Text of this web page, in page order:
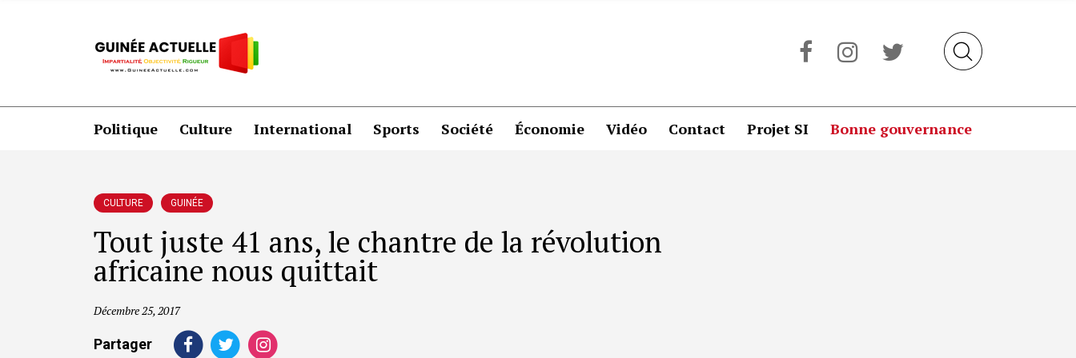
Politique Culture International Sports Société Économie Vidéo Contact Projet SI Bonne gouvernance
CULTURE GUINÉE
Tout juste 41 ans, le chantre de la révolution
africaine nous quittait
Décembre 25, 2017
Partager